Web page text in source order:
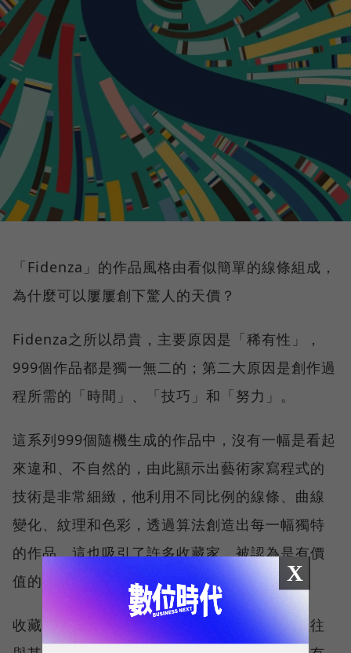
「Fidenza」的作品風格由看似簡單的線條組成，
為什麼可以屢屢創下驚人的天價？
Fidenza之所以昂貴，主要原因是「稀有性」，
999個作品都是獨一無二的；第二大原因是創作過
程所需的「時間」、「技巧」和「努力」。
這系列999個隨機生成的作品中，沒有一幅是看起
來違和、不自然的，由此顯示出藝術家寫程式的
技術是非常細緻，他利用不同比例的線條、曲線
變化、紋理和色彩，透過算法創造出每一幅獨特
的作品，這也吸引了許多收藏家，被認為是有價
值的藝術投資。
收藏家的角色也很重要，一件作品的價值，往往
X